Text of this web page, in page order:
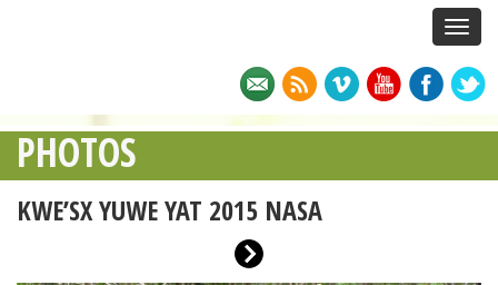
PHOTOS
KWE’SX YUWE YAT 2015 NASA